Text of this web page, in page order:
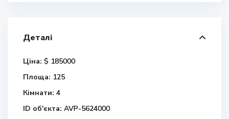
Деталі
Ціна: $ 185000
Площа: 125
Кімнати: 4
ID об'єкта: AVP-5624000